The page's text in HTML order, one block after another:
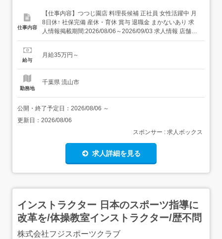
仕事内容
【仕事内容】つつじ園店 料理長候補 正社員 女性活躍中 月
8日休↑ 社保完備 産休・育休 賞与 退職金 まかないあり 求
人情報掲載期間:2026/08/06～2026/09/03 求人情報 店舗の
特徴 施設内調理(病院・老人ホーム・福祉施設) 住 所 千葉
徒歩19分東武野田線「流山おおたか...
給与
月給35万円～
勤務地
千葉県 流山市
公開・終了予定日： 2026/08/06 ～
更新日： 2026/08/06
スポンサー : 求人ボックス
求人詳細を見る
インストラクター 日本のスポーツ指導に
改革を/体操教室インストラクター/歴不問
株式会社フジスポーツクラブ